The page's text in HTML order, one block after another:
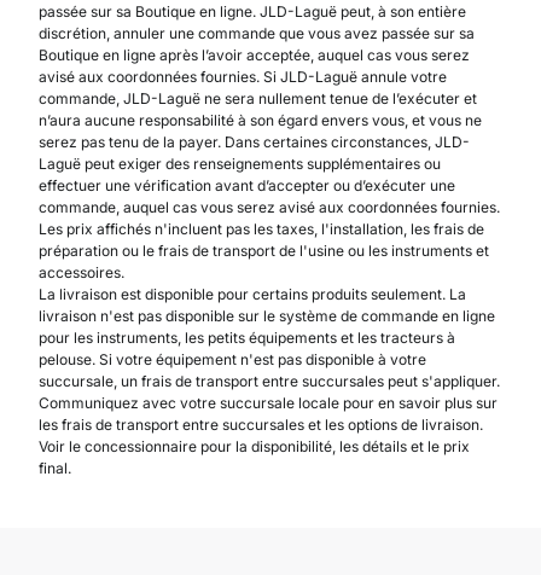
passée sur sa Boutique en ligne. JLD-Laguë peut, à son entière
discrétion, annuler une commande que vous avez passée sur sa
Boutique en ligne après l’avoir acceptée, auquel cas vous serez
avisé aux coordonnées fournies. Si JLD-Laguë annule votre
commande, JLD-Laguë ne sera nullement tenue de l’exécuter et
n’aura aucune responsabilité à son égard envers vous, et vous ne
serez pas tenu de la payer. Dans certaines circonstances, JLD-
Laguë peut exiger des renseignements supplémentaires ou
effectuer une vérification avant d’accepter ou d’exécuter une
commande, auquel cas vous serez avisé aux coordonnées fournies.
Les prix affichés n'incluent pas les taxes, l'installation, les frais de
préparation ou le frais de transport de l'usine ou les instruments et
accessoires.
La livraison est disponible pour certains produits seulement. La
livraison n'est pas disponible sur le système de commande en ligne
pour les instruments, les petits équipements et les tracteurs à
pelouse. Si votre équipement n'est pas disponible à votre
succursale, un frais de transport entre succursales peut s'appliquer.
Communiquez avec votre succursale locale pour en savoir plus sur
les frais de transport entre succursales et les options de livraison.
Voir le concessionnaire pour la disponibilité, les détails et le prix
final.